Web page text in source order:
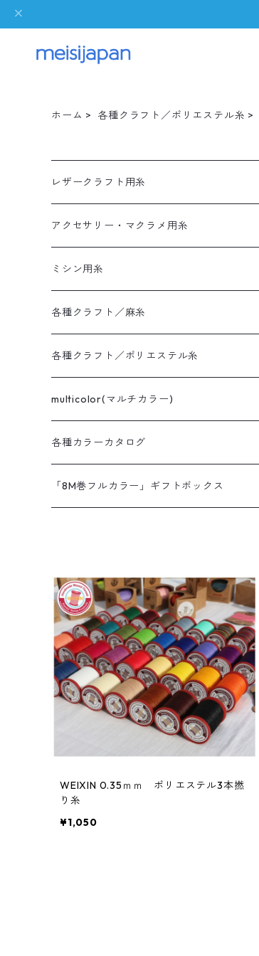
ホーム 各種クラフト／ポリエステル糸
レザークラフト用糸
アクセサリー・マクラメ用糸
LAJIN
LAJIN
LAJIN twist
THAILA
GAOGUANG THAILA
ミシン用糸
各種クラフト／麻糸
MeiSi super fine
MeiSI super fine
MeiSI super fine BIG SPOOL
MeiSi
MeiSI
MeiSi BIG SPOOL
各種クラフト／ポリエステル糸
XianGe twist dry wax
XianGe twist dry wax
XianGe twist dry wax BIG SPOOL
XIANGE braid dry wax
WEIXIN wet wax
NANMEI plus
NANMEI braid
NANMEI braid super fine
multicolor(マルチカラー)
各種カラーカタログ
「8M巻フルカラー」ギフトボックス
WEIXIN 0.35ｍｍ ポリエステル3本撚
り糸
¥1,050